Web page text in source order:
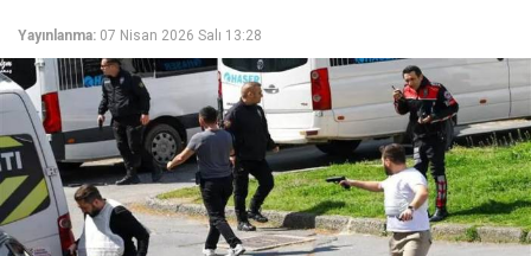
Yayınlanma: 07 Nisan 2026 Salı 13:28